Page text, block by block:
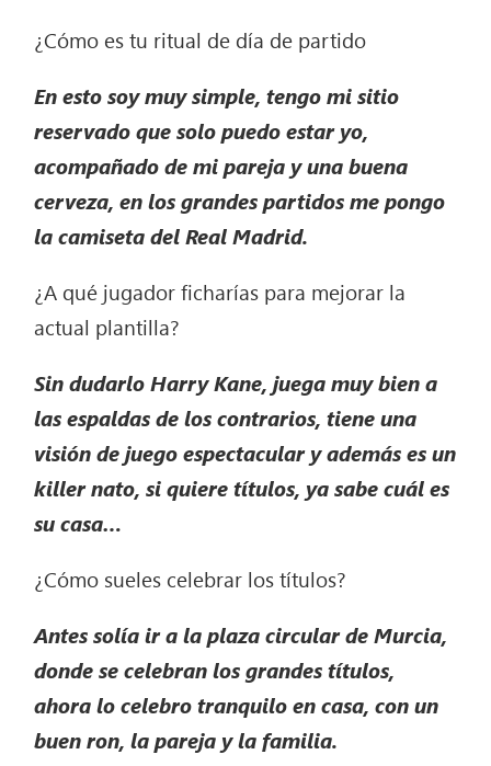
¿Cómo es tu ritual de día de partido
En esto soy muy simple, tengo mi sitio
reservado que solo puedo estar yo,
acompañado de mi pareja y una buena
cerveza, en los grandes partidos me pongo
la camiseta del Real Madrid.
¿A qué jugador ficharías para mejorar la
actual plantilla?
Sin dudarlo Harry Kane, juega muy bien a
las espaldas de los contrarios, tiene una
visión de juego espectacular y además es un
killer nato, si quiere títulos, ya sabe cuál es
su casa…
¿Cómo sueles celebrar los títulos?
Antes solía ir a la plaza circular de Murcia,
donde se celebran los grandes títulos,
ahora lo celebro tranquilo en casa, con un
buen ron, la pareja y la familia.